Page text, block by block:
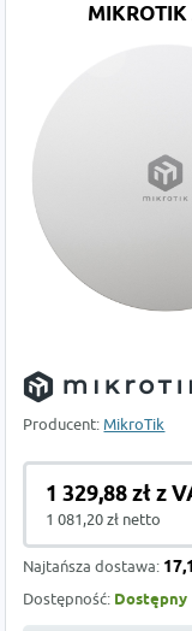
Producent: MikroTik
1 329,88 zł z
1 081,20 zł netto
Najtańsza dostawa:
Dostępność: Dostępny